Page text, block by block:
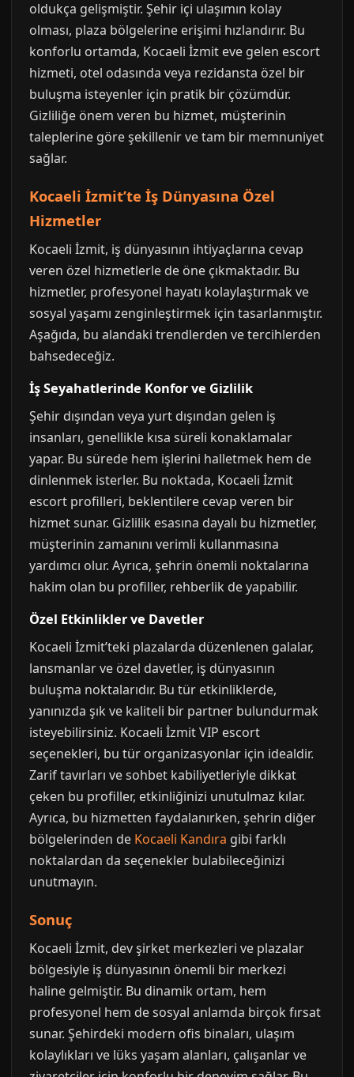
oldukça gelişmiştir. Şehir içi ulaşımın kolay
olması, plaza bölgelerine erişimi hızlandırır. Bu
konforlu ortamda, Kocaeli İzmit eve gelen escort
hizmeti, otel odasında veya rezidansta özel bir
buluşma isteyenler için pratik bir çözümdür.
Gizliliğe önem veren bu hizmet, müşterinin
taleplerine göre şekillenir ve tam bir memnuniyet
sağlar.
Kocaeli İzmit’te İş Dünyasına Özel
Hizmetler
Kocaeli İzmit, iş dünyasının ihtiyaçlarına cevap
veren özel hizmetlerle de öne çıkmaktadır. Bu
hizmetler, profesyonel hayatı kolaylaştırmak ve
sosyal yaşamı zenginleştirmek için tasarlanmıştır.
Aşağıda, bu alandaki trendlerden ve tercihlerden
bahsedeceğiz.
İş Seyahatlerinde Konfor ve Gizlilik
Şehir dışından veya yurt dışından gelen iş
insanları, genellikle kısa süreli konaklamalar
yapar. Bu sürede hem işlerini halletmek hem de
dinlenmek isterler. Bu noktada, Kocaeli İzmit
escort profilleri, beklentilere cevap veren bir
hizmet sunar. Gizlilik esasına dayalı bu hizmetler,
müşterinin zamanını verimli kullanmasına
yardımcı olur. Ayrıca, şehrin önemli noktalarına
hakim olan bu profiller, rehberlik de yapabilir.
Özel Etkinlikler ve Davetler
Kocaeli İzmit’teki plazalarda düzenlenen galalar,
lansmanlar ve özel davetler, iş dünyasının
buluşma noktalarıdır. Bu tür etkinliklerde,
yanınızda şık ve kaliteli bir partner bulundurmak
isteyebilirsiniz. Kocaeli İzmit VIP escort
seçenekleri, bu tür organizasyonlar için idealdir.
Zarif tavırları ve sohbet kabiliyetleriyle dikkat
çeken bu profiller, etkinliğinizi unutulmaz kılar.
Ayrıca, bu hizmetten faydalanırken, şehrin diğer
bölgelerinden de Kocaeli Kandıra gibi farklı
noktalardan da seçenekler bulabileceğinizi
unutmayın.
Sonuç
Kocaeli İzmit, dev şirket merkezleri ve plazalar
bölgesiyle iş dünyasının önemli bir merkezi
haline gelmiştir. Bu dinamik ortam, hem
profesyonel hem de sosyal anlamda birçok fırsat
sunar. Şehirdeki modern ofis binaları, ulaşım
kolaylıkları ve lüks yaşam alanları, çalışanlar ve